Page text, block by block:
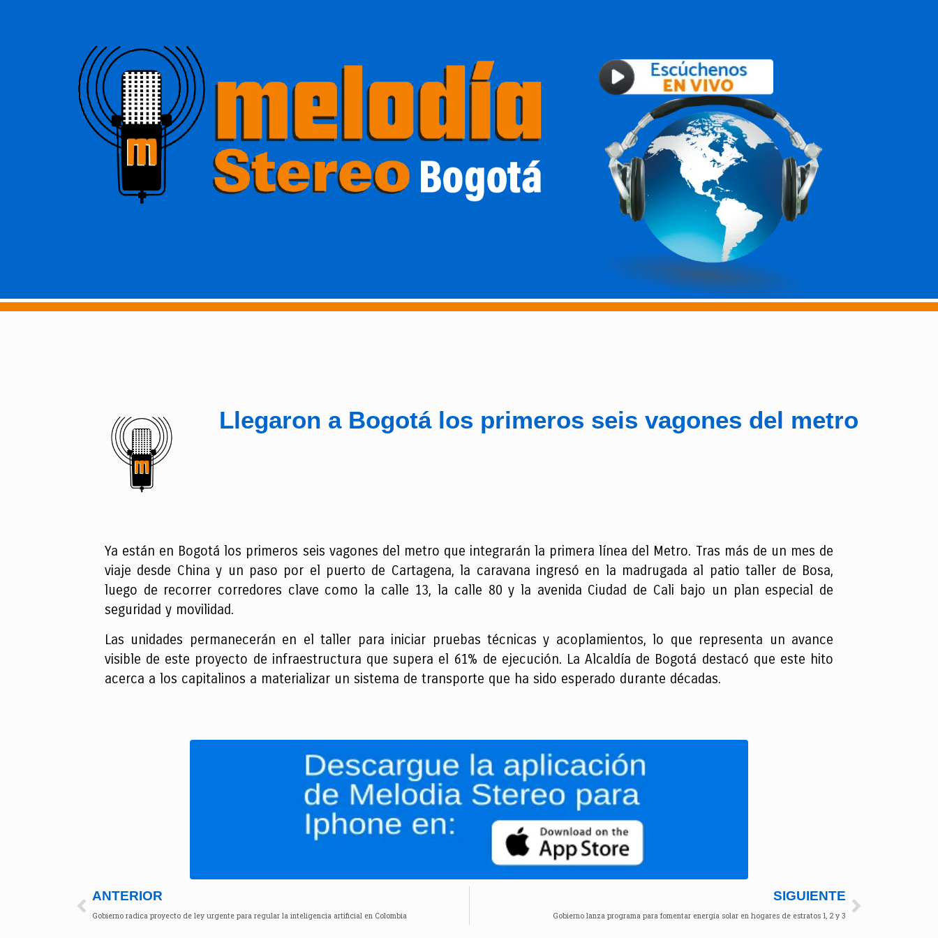
Llegaron a Bogotá los primeros seis vagones del metro
Ya están en Bogotá los primeros seis vagones del metro que integrarán la primera línea del Metro. Tras más de un mes de
viaje desde China y un paso por el puerto de Cartagena, la caravana ingresó en la madrugada al patio taller de Bosa,
luego de recorrer corredores clave como la calle 13, la calle 80 y la avenida Ciudad de Cali bajo un plan especial de
seguridad y movilidad.
Las unidades permanecerán en el taller para iniciar pruebas técnicas y acoplamientos, lo que representa un avance
visible de este proyecto de infraestructura que supera el 61% de ejecución. La Alcaldía de Bogotá destacó que este hito
acerca a los capitalinos a materializar un sistema de transporte que ha sido esperado durante décadas.
ANTERIOR
Gobierno radica proyecto de ley urgente para regular la inteligencia artificial en Colombia
SIGUIENTE
Gobierno lanza programa para fomentar energía solar en hogares de estratos 1, 2 y 3